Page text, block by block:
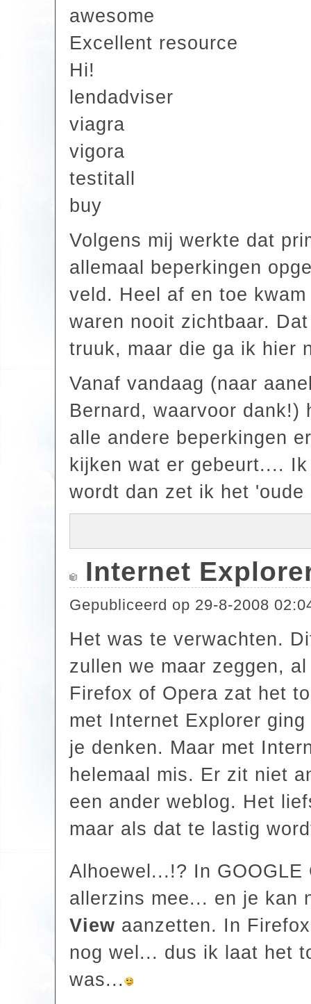
awesome
Excellent resource
Hi!
lendadviser
viagra
vigora
testitall
buy
Volgens mij werkte dat
allemaal beperkingen
veld. Heel af en toe
waren nooit zichtbaar.
truuk, maar die ga ik hier
Vanaf vandaag (naar
Bernard, waarvoor dank!)
alle andere beperkingen
kijken wat er gebeurt....
wordt dan zet ik het
Internet
Gepubliceerd op 29-8-2008
Het was te verwachten.
zullen we maar zeggen,
Firefox of Opera zat het
met Internet Explorer
je denken. Maar met
helemaal mis. Er zit niet
een ander weblog. Het
maar als dat te lastig
Alhoewel...!? In
allerzins mee... en je kan
View aanzetten. In
nog wel... dus ik laat het
was...